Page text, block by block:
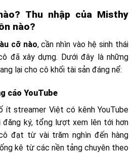
Thu nhập của Misthy
nào?
cỡ nào, cần nhìn vào hệ sinh thái
đã xây dựng. Dưới đây là những
lại cho cô khối tài sản đáng nể:
cáo YouTube
ít streamer Việt có kênh YouTube
ký, tổng lượt xem lên tới hơn
đạt từ vài trăm nghìn đến hàng
kê từ các nền tảng chuyên theo